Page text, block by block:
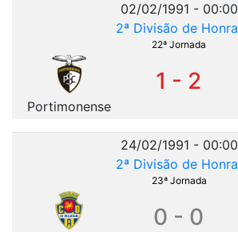
02/02/1991 - 00:00
2ª Divisão de Honra
22ª Jornada
Portimonense
1 - 2
24/02/1991 - 00:00
2ª Divisão de Honra
23ª Jornada
0 - 0